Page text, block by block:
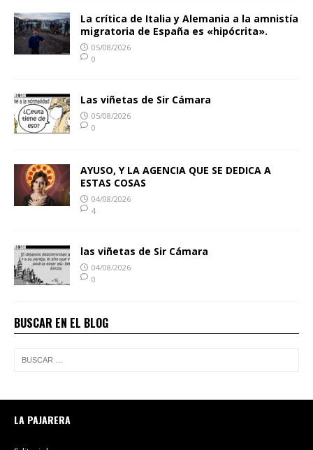
La crítica de Italia y Alemania a la amnistía
migratoria de España es «hipócrita».
05/08/2026
0
Las viñetas de Sir Cámara
05/08/2026
0
AYUSO, Y LA AGENCIA QUE SE DEDICA A
ESTAS COSAS
04/08/2026
4
las viñetas de Sir Cámara
04/08/2026
0
BUSCAR EN EL BLOG
LA PAJARERA